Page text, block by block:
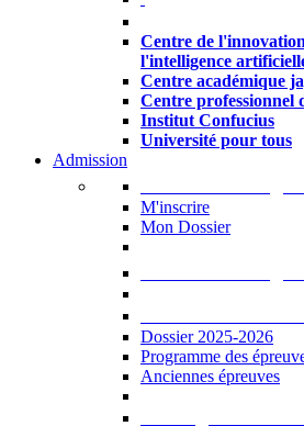
Centre de
l'intelligence
Centre académique
Centre professionnel
Institut Confucius
Université pour tous
Admission
M'inscrire
Mon Dossier
Dossier 2025-2026
Programme des
Anciennes épreuves